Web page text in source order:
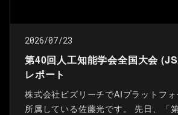
2026/07/23
第40回人工知能学会全国大会
レポート
株式会社ビズリーチでAIプラットフ
所属している佐藤光です。 先日、「